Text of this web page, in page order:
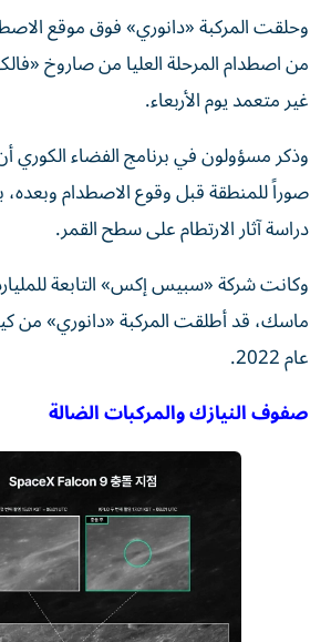
وحلقت المركبة «دانوري» فوق موقع
غير متعمد يوم الأربعاء.
وذكر مسؤولون في برنامج الفضاء الكوري
صوراً للمنطقة قبل وقوع الاصطدام
دراسة آثار الارتطام على سطح القمر.
وكانت شركة «سبيس إكس» التابعة
ماسك، قد أطلقت المركبة «دانوري» من
عام 2022.
صفوف النيازك والمركبات الضالة